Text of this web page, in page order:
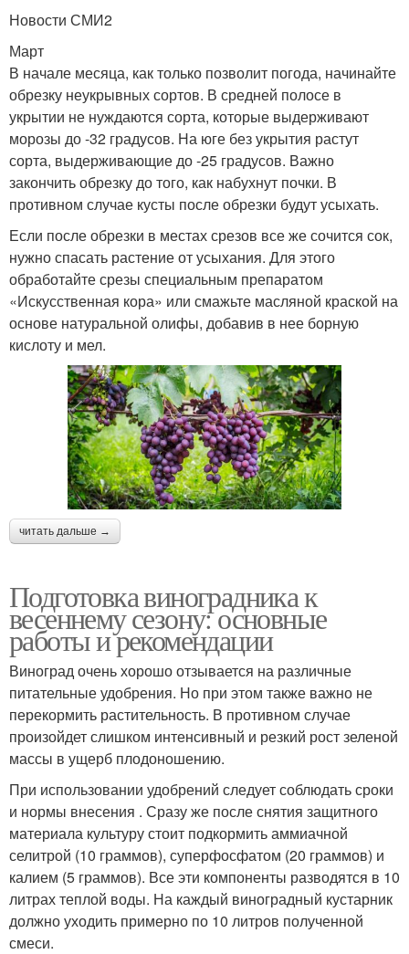
Новости СМИ2
Март
В начале месяца, как только позволит погода, начинайте
обрезку неукрывных сортов. В средней полосе в
укрытии не нуждаются сорта, которые выдерживают
морозы до -32 градусов. На юге без укрытия растут
сорта, выдерживающие до -25 градусов. Важно
закончить обрезку до того, как набухнут почки. В
противном случае кусты после обрезки будут усыхать.
Если после обрезки в местах срезов все же сочится сок,
нужно спасать растение от усыхания. Для этого
обработайте срезы специальным препаратом
«Искусственная кора» или смажьте масляной краской на
основе натуральной олифы, добавив в нее борную
кислоту и мел.
читать дальше →
Подготовка виноградника к
весеннему сезону: основные
работы и рекомендации
Виноград очень хорошо отзывается на различные
питательные удобрения. Но при этом также важно не
перекормить растительность. В противном случае
произойдет слишком интенсивный и резкий рост зеленой
массы в ущерб плодоношению.
При использовании удобрений следует соблюдать сроки
и нормы внесения . Сразу же после снятия защитного
материала культуру стоит подкормить аммиачной
селитрой (10 граммов), суперфосфатом (20 граммов) и
калием (5 граммов). Все эти компоненты разводятся в 10
литрах теплой воды. На каждый виноградный кустарник
должно уходить примерно по 10 литров полученной
смеси.